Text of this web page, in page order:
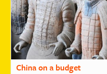
China on a budget